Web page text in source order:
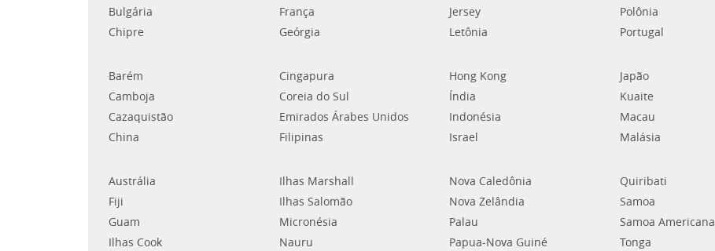
Bulgária
Chipre
França
Geórgia
Jersey
Letônia
Polônia
Portugal
Barém
Camboja
Cazaquistão
China
Cingapura
Coreia do Sul
Emirados Árabes Unidos
Filipinas
Hong Kong
Índia
Indonésia
Israel
Japão
Kuaite
Macau
Malásia
Austrália
Fiji
Guam
Ilhas Cook
Ilhas Marshall
Ilhas Salomão
Micronésia
Nauru
Nova Caledônia
Nova Zelândia
Palau
Papua-Nova Guiné
Quiribati
Samoa
Samoa Americana
Tonga